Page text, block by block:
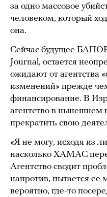
за одно массовое
человеком, который
она.
Сейчас будущее
Journal, остается
ожидают от агентства
изменений» прежде
финансирование. В
агентство в нынешнем
прекратить свою
«Я не могу, исходя из
насколько ХАМАС
Агентство сводит
напротив, пытается ее
вероятно, где-то